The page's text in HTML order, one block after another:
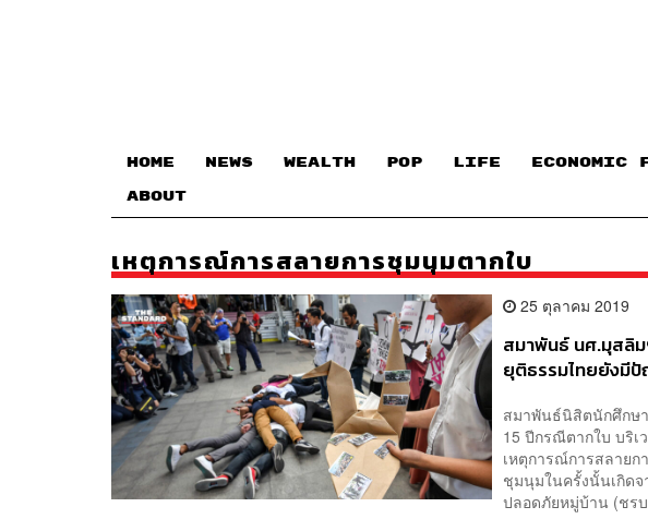
HOME NEWS WEALTH POP LIFE ECONOMIC
ABOUT
เหตุการณ์การสลายการชุมนุมตากใบ
25 ตุลาคม 2019
สมาพันธ์ นศ.มุสลิม
ยุติธรรมไทยยังมี
สมาพันธ์นิสิตนักศึกษ
15 ปีกรณีตากใบ บริ
เหตุการณ์การสลายก
ชุมนุมในครั้งนั้นเกิด
ปลอดภัยหมู่บ้าน (ชร